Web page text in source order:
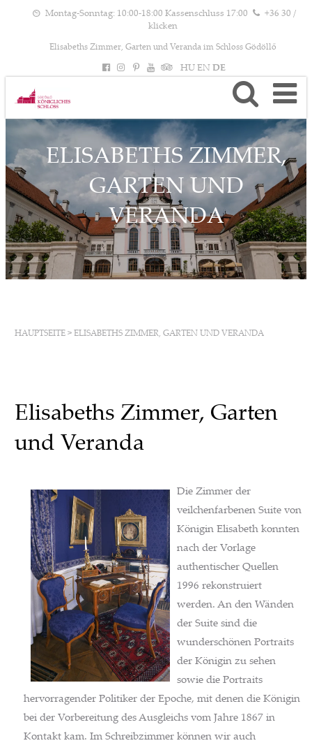
Montag-Sonntag: 10:00-18:00 Kassenschluss 17:00
+36 30 /
klicken
Elisabeths Zimmer, Garten und Veranda im Schloss Gödöllő
HU EN DE
ELISABETHS ZIMMER,
GARTEN UND
VERANDA
HAUPTSEITE > ELISABETHS ZIMMER, GARTEN UND VERANDA
Elisabeths Zimmer, Garten
und Veranda
Die Zimmer der
veilchenfarbenen Suite von
Königin Elisabeth konnten
nach der Vorlage
authentischer Quellen
1996 rekonstruiert
werden. An den Wänden
der Suite sind die
wunderschönen Portraits
der Königin zu sehen
sowie die Portraits
hervorragender Politiker der Epoche, mit denen die Königin
bei der Vorbereitung des Ausgleichs vom Jahre 1867 in
Kontakt kam. Im Schreibzimmer können wir auch